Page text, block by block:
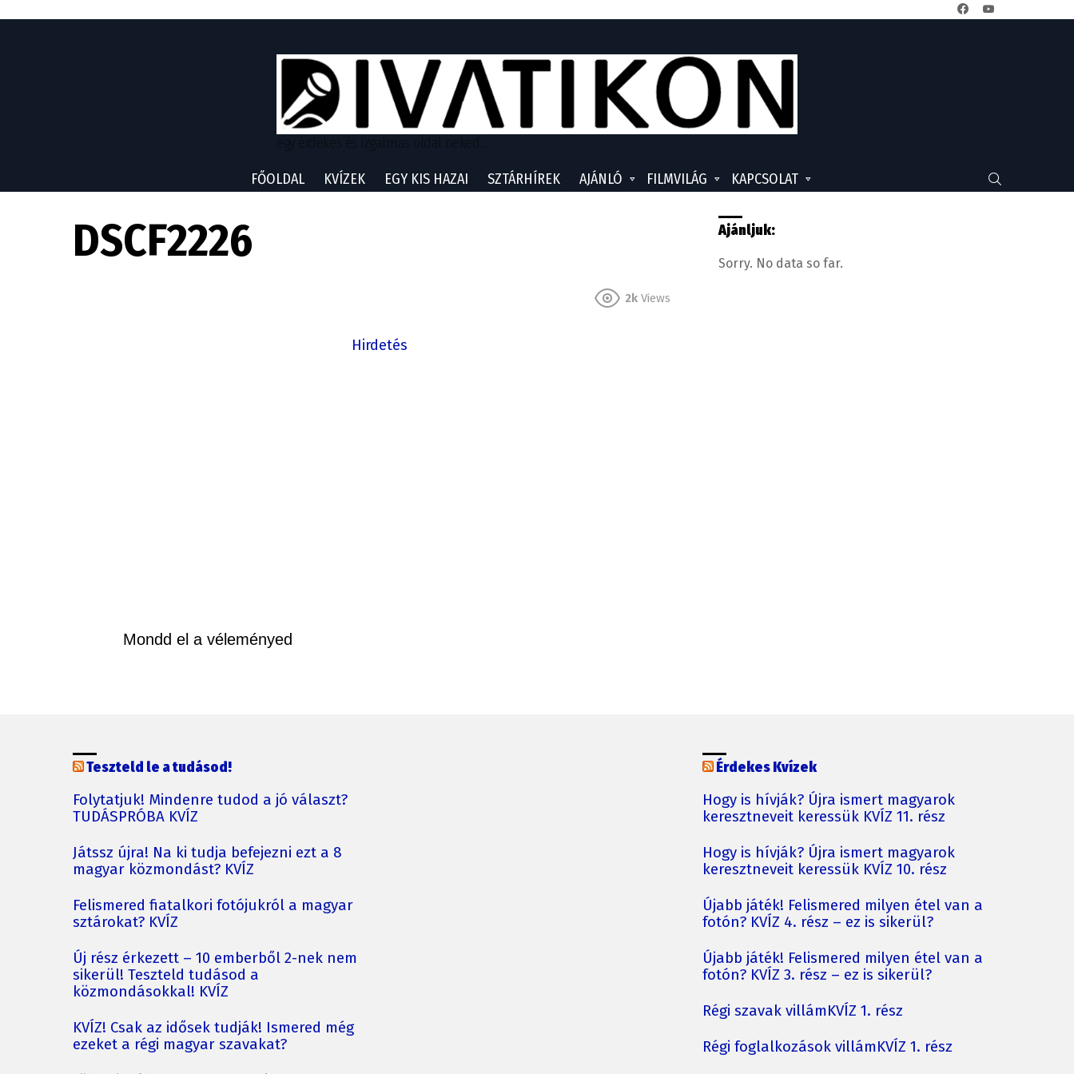
FŐOLDAL KVÍZEK EGY KIS HAZAI SZTÁRHÍREK AJÁNLÓ FILMVILÁG KAPCSOLAT
DSCF2226
2k Views
Hirdetés
Mondd el a véleményed
Ajánljuk:
Sorry. No data so far.
Teszteld le a tudásod!
Folytatjuk! Mindenre tudod a jó választ?
TUDÁSPRÓBA KVÍZ
Játssz újra! Na ki tudja befejezni ezt a 8
magyar közmondást? KVÍZ
Felismered fiatalkori fotójukról a magyar
sztárokat? KVÍZ
Új rész érkezett – 10 emberből 2-nek nem
sikerül! Teszteld tudásod a
közmondásokkal! KVÍZ
KVÍZ! Csak az idősek tudják! Ismered még
ezeket a régi magyar szavakat?
Érdekes Kvízek
Hogy is hívják? Újra ismert magyarok
keresztneveit keressük KVÍZ 11. rész
Hogy is hívják? Újra ismert magyarok
keresztneveit keressük KVÍZ 10. rész
Újabb játék! Felismered milyen étel van a
fotón? KVÍZ 4. rész – ez is sikerül?
Újabb játék! Felismered milyen étel van a
fotón? KVÍZ 3. rész – ez is sikerül?
Régi szavak villámKVÍZ 1. rész
Régi foglalkozások villámKVÍZ 1. rész